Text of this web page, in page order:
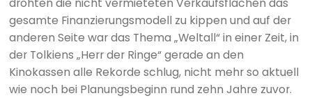
gesamte Finanzierungsmodell zu kippen und auf der
anderen Seite war das Thema „Weltall“ in einer Zeit, in
der Tolkiens „Herr der Ringe“ gerade an den
Kinokassen alle Rekorde schlug, nicht mehr so aktuell
wie noch bei Planungsbeginn rund zehn Jahre zuvor.